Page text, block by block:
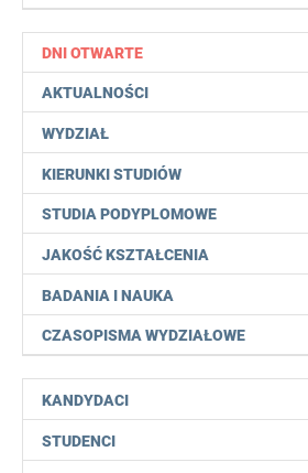
DNI OTWARTE
AKTUALNOŚCI
WYDZIAŁ
KIERUNKI STUDIÓW
STUDIA PODYPLOMOWE
JAKOŚĆ KSZTAŁCENIA
BADANIA I NAUKA
CZASOPISMA WYDZIAŁOWE
KANDYDACI
STUDENCI